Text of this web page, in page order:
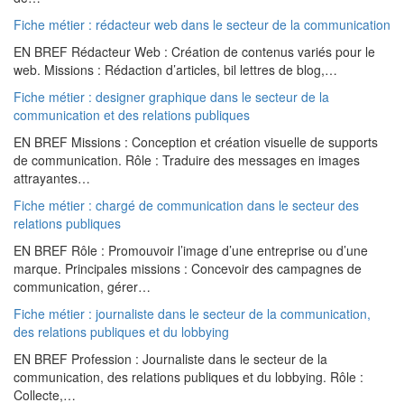
Fiche métier : rédacteur web dans le secteur de la communication
EN BREF Rédacteur Web : Création de contenus variés pour le
web. Missions : Rédaction d’articles, bil lettres de blog,…
Fiche métier : designer graphique dans le secteur de la
communication et des relations publiques
EN BREF Missions : Conception et création visuelle de supports
de communication. Rôle : Traduire des messages en images
attrayantes…
Fiche métier : chargé de communication dans le secteur des
relations publiques
EN BREF Rôle : Promouvoir l’image d’une entreprise ou d’une
marque. Principales missions : Concevoir des campagnes de
communication, gérer…
Fiche métier : journaliste dans le secteur de la communication,
des relations publiques et du lobbying
EN BREF Profession : Journaliste dans le secteur de la
communication, des relations publiques et du lobbying. Rôle :
Collecte,…